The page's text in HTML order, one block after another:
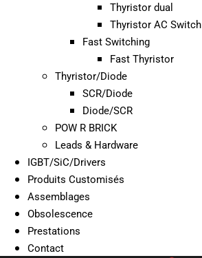
Thyristor dual
Thyristor AC Switch
Fast Switching
Fast Thyristor
Thyristor/Diode
SCR/Diode
Diode/SCR
POW R BRICK
Leads & Hardware
IGBT/SiC/Drivers
Produits Customisés
Assemblages
Obsolescence
Prestations
Contact